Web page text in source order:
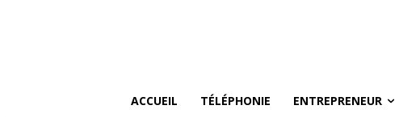
ACCUEIL TÉLÉPHONIE ENTREPRENEUR